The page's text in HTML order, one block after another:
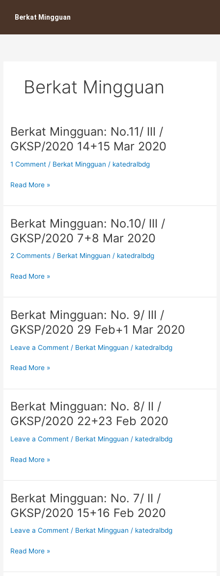
Berkat Mingguan
Berkat Mingguan
Berkat Mingguan: No.11/ III /
GKSP/2020 14+15 Mar 2020
1 Comment / Berkat Mingguan / katedralbdg
Berkat
Mingguan:
No.11/
III
GKSP/2020
Mar
Read More »
Berkat Mingguan: No.10/ III /
GKSP/2020 7+8 Mar 2020
2 Comments / Berkat Mingguan / katedralbdg
Berkat
Mingguan:
No.10/
III
GKSP/2020
Mar
Read More »
Berkat Mingguan: No. 9/ III /
GKSP/2020 29 Feb+1 Mar 2020
Leave a Comment / Berkat Mingguan / katedralbdg
Berkat
Mingguan:
No.
9/
/
29
Mar
2020
Read More »
Berkat Mingguan: No. 8/ II /
GKSP/2020 22+23 Feb 2020
Leave a Comment / Berkat Mingguan / katedralbdg
Berkat
Mingguan:
No.
8/
/
22+23
2020
Read More »
Berkat Mingguan: No. 7/ II /
GKSP/2020 15+16 Feb 2020
Leave a Comment / Berkat Mingguan / katedralbdg
Berkat
Mingguan:
No.
7/
/
15+16
Read More »